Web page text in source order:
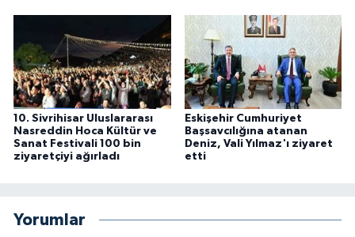
10. Sivrihisar Uluslararası
Nasreddin Hoca Kültür ve
Sanat Festivali 100 bin
ziyaretçiyi ağırladı
Eskişehir Cumhuriyet
Başsavcılığına atanan
Deniz, Vali Yılmaz'ı ziyaret
etti
Yorumlar